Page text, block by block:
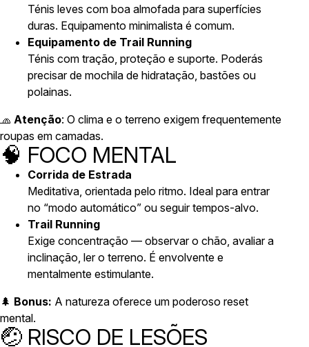
Ténis leves com boa almofada para superfícies
duras. Equipamento minimalista é comum.
Equipamento de Trail Running
Ténis com tração, proteção e suporte. Poderás
precisar de mochila de hidratação, bastões ou
polainas.
🧢 Atenção: O clima e o terreno exigem frequentemente
roupas em camadas.
🧠 FOCO MENTAL
Corrida de Estrada
Meditativa, orientada pelo ritmo. Ideal para entrar
no “modo automático” ou seguir tempos-alvo.
Trail Running
Exige concentração — observar o chão, avaliar a
inclinação, ler o terreno. É envolvente e
mentalmente estimulante.
🌲 Bonus: A natureza oferece um poderoso reset
mental.
🤕 RISCO DE LESÕES